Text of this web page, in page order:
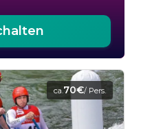
ca.70€/ Pers.